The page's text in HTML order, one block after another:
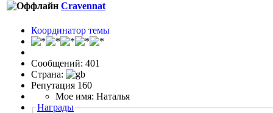
Cravennat
Координатор темы
Сообщений: 401
Страна:
Репутация 160
Мое имя: Наталья
Награды